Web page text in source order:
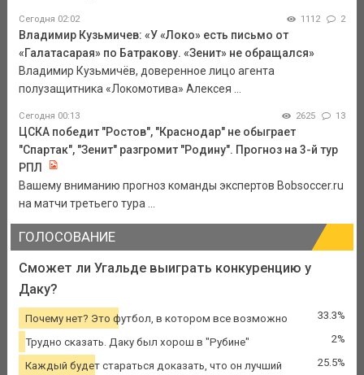
Сегодня 02:02 1112 2
Владимир Кузьмичев: «У «Локо» есть письмо от
«Галатасарая» по Батракову. «Зенит» не обращался»
Владимир Кузьмичёв, доверенное лицо агента
полузащитника «Локомотива» Алексея ...
Сегодня 00:13 2625 13
ЦСКА победит "Ростов", "Краснодар" не обыграет
"Спартак", "Зенит" разгромит "Родину". Прогноз на 3-й тур
РПЛ
Вашему вниманию прогноз команды экспертов Bobsoccer.ru
на матчи третьего тура ...
ГОЛОСОВАНИЕ
Сможет ли Угальде выиграть конкуренцию у
Даку?
Почему нет? Это футбол, в котором все возможно 33.3%
Трудно сказать. Даку был хорош в "Рубине" 2%
Каждый будет стараться доказать, что он лучший 25.5%